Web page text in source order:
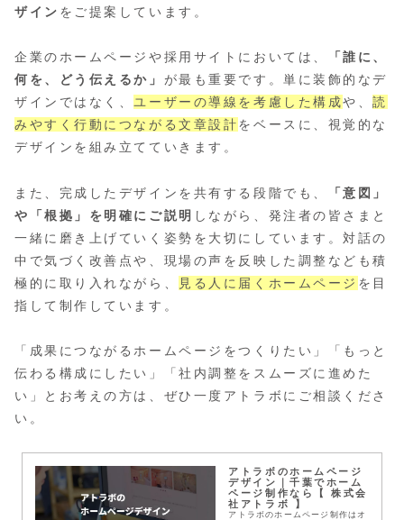
ザイン をご提案しています。
企業のホームページや採用サイトにおいては、
「誰に、
何を、どう伝えるか」 が最も重要です。単に装飾的なデ
ザインではなく、ユーザーの導線を考慮した構成や、読
みやすく行動につながる文章設計をベースに、視覚的な
デザインを組み立てていきます。
また、完成したデザインを共有する段階でも、
「意図」
や「根拠」を明確にご説明 しながら、発注者の皆さまと
一緒に磨き上げていく姿勢を大切にしています。対話の
中で気づく改善点や、現場の声を反映した調整なども積
極的に取り入れながら、
見る人に届くホームページ を目
指して制作しています。
「成果につながるホームページをつくりたい」「もっと
伝わる構成にしたい」「社内調整をスムーズに進めた
い」とお考えの方は、ぜひ一度アトラボにご相談くださ
い。
アトラボのホームページ
デザイン｜千葉でホーム
ページ制作なら【 株式会
社アトラボ 】
アトラボのホームページ制作はオ